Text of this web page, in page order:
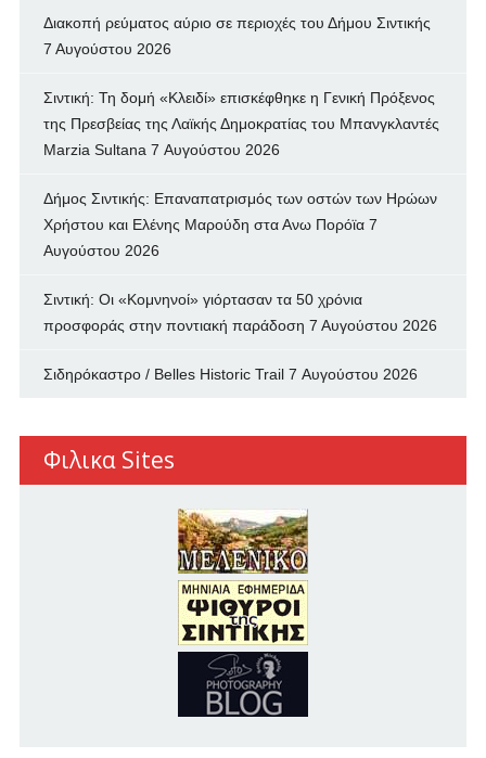
Διακοπή ρεύματος αύριο σε περιοχές του Δήμου Σιντικής
7 Αυγούστου 2026
Σιντική: Τη δομή «Κλειδί» επισκέφθηκε η Γενική Πρόξενος
της Πρεσβείας της Λαϊκής Δημοκρατίας του Μπανγκλαντές
Marzia Sultana 7 Αυγούστου 2026
Δήμος Σιντικής: Επαναπατρισμός των oστών των Ηρώων
Χρήστου και Ελένης Μαρούδη στα Ανω Πορόϊα 7
Αυγούστου 2026
Σιντική: Οι «Κομνηνοί» γιόρτασαν τα 50 χρόνια
προσφοράς στην ποντιακή παράδοση 7 Αυγούστου 2026
Σιδηρόκαστρο / Belles Historic Trail 7 Αυγούστου 2026
Φιλικα Sites